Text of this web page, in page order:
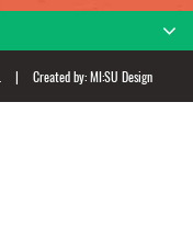
| Created by:MI:SU Design